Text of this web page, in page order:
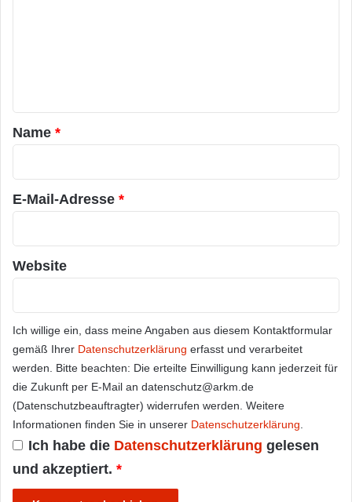
a
r
*
Name *
E-Mail-Adresse *
Website
Ich willige ein, dass meine Angaben aus diesem Kontaktformular
gemäß Ihrer Datenschutzerklärung erfasst und verarbeitet
werden. Bitte beachten: Die erteilte Einwilligung kann jederzeit für
die Zukunft per E-Mail an datenschutz@arkm.de
(Datenschutzbeauftragter) widerrufen werden. Weitere
Informationen finden Sie in unserer Datenschutzerklärung.
Ich habe die Datenschutzerklärung gelesen
und akzeptiert. *